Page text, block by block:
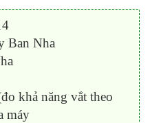
Ban Nha
khả năng vắt theo
máy